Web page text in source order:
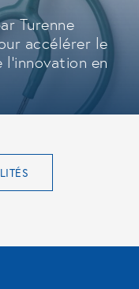
Turenne
accélérer le
l'innovation en